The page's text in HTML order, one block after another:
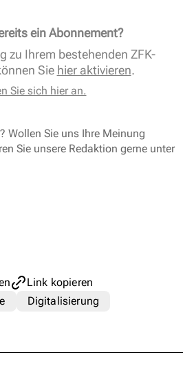
ein Abonnement?
zu Ihrem bestehenden ZFK-
Sie hier aktivieren.
Sie sich hier an.
Wollen Sie uns Ihre Meinung
Sie unsere Redaktion gerne unter
Link kopieren
Digitalisierung